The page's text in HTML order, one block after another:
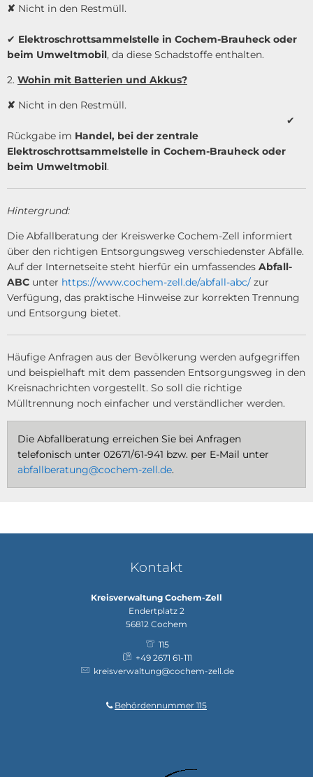
✘ Nicht in den Restmüll.
✔ Elektroschrottsammelstelle in Cochem-Brauheck oder
beim Umweltmobil, da diese Schadstoffe enthalten.
2. Wohin mit Batterien und Akkus?
✘ Nicht in den Restmüll.
✔
Rückgabe im Handel, bei der zentrale
Elektroschrottsammelstelle in Cochem-Brauheck oder
beim Umweltmobil.
Hintergrund:
Die Abfallberatung der Kreiswerke Cochem-Zell informiert
über den richtigen Entsorgungsweg verschiedenster Abfälle.
Auf der Internetseite steht hierfür ein umfassendes Abfall-
ABC unter https://www.cochem-zell.de/abfall-abc/ zur
Verfügung, das praktische Hinweise zur korrekten Trennung
und Entsorgung bietet.
Häufige Anfragen aus der Bevölkerung werden aufgegriffen
und beispielhaft mit dem passenden Entsorgungsweg in den
Kreisnachrichten vorgestellt. So soll die richtige
Mülltrennung noch einfacher und verständlicher werden.
Die Abfallberatung erreichen Sie bei Anfragen
telefonisch unter 02671/61-941 bzw. per E-Mail unter
abfallberatung@cochem-zell.de.
Kontakt
Kreisverwaltung Cochem-Zell
Endertplatz 2
56812 Cochem
115
+49 2671 61-111
kreisverwaltung@cochem-zell.de
Behördennummer 115